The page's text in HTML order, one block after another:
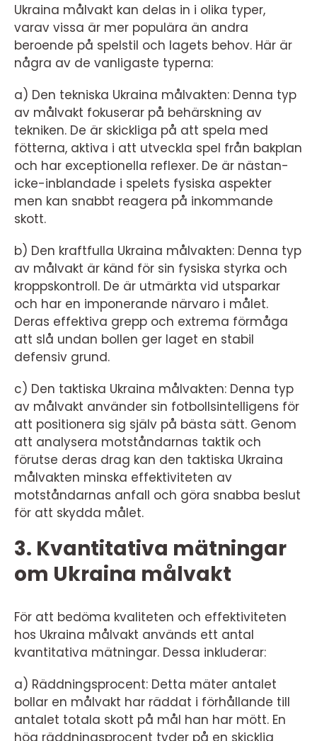
Ukraina målvakt kan delas in i olika typer,
varav vissa är mer populära än andra
beroende på spelstil och lagets behov. Här är
några av de vanligaste typerna:
a) Den tekniska Ukraina målvakten: Denna typ
av målvakt fokuserar på behärskning av
tekniken. De är skickliga på att spela med
fötterna, aktiva i att utveckla spel från bakplan
och har exceptionella reflexer. De är nästan-
icke-inblandade i spelets fysiska aspekter
men kan snabbt reagera på inkommande
skott.
b) Den kraftfulla Ukraina målvakten: Denna typ
av målvakt är känd för sin fysiska styrka och
kroppskontroll. De är utmärkta vid utsparkar
och har en imponerande närvaro i målet.
Deras effektiva grepp och extrema förmåga
att slå undan bollen ger laget en stabil
defensiv grund.
c) Den taktiska Ukraina målvakten: Denna typ
av målvakt använder sin fotbollsintelligens för
att positionera sig själv på bästa sätt. Genom
att analysera motståndarnas taktik och
förutse deras drag kan den taktiska Ukraina
målvakten minska effektiviteten av
motståndarnas anfall och göra snabba beslut
för att skydda målet.
3. Kvantitativa mätningar
om Ukraina målvakt
För att bedöma kvaliteten och effektiviteten
hos Ukraina målvakt används ett antal
kvantitativa mätningar. Dessa inkluderar:
a) Räddningsprocent: Detta mäter antalet
bollar en målvakt har räddat i förhållande till
antalet totala skott på mål han har mött. En
hög räddningsprocent tyder på en skicklig